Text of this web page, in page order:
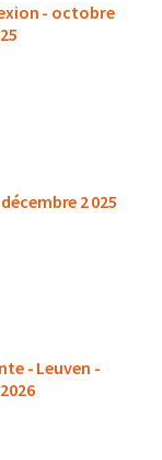
- octobre
2 025
- Leuven -